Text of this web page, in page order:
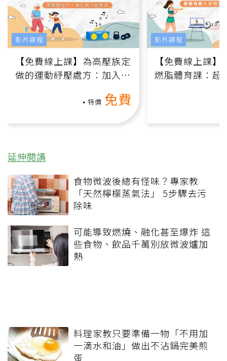
【免費線上課】為高壓族定
做的運動紓壓處方：加入行
特價 免費
影片課程
【免費線上課
燃脂體育課：超
影片課程
延伸閱讀
食物微波後總有怪味？專家教
「天然檸檬蒸氣法」 5步驟去污
除味
可能導致燃燒、融化甚至爆炸 這
些食物、飲品千萬別放微波爐加
熱
料理家教只要準備一物「不用加
一滴水和油」做出不沾鍋完美煎
蛋